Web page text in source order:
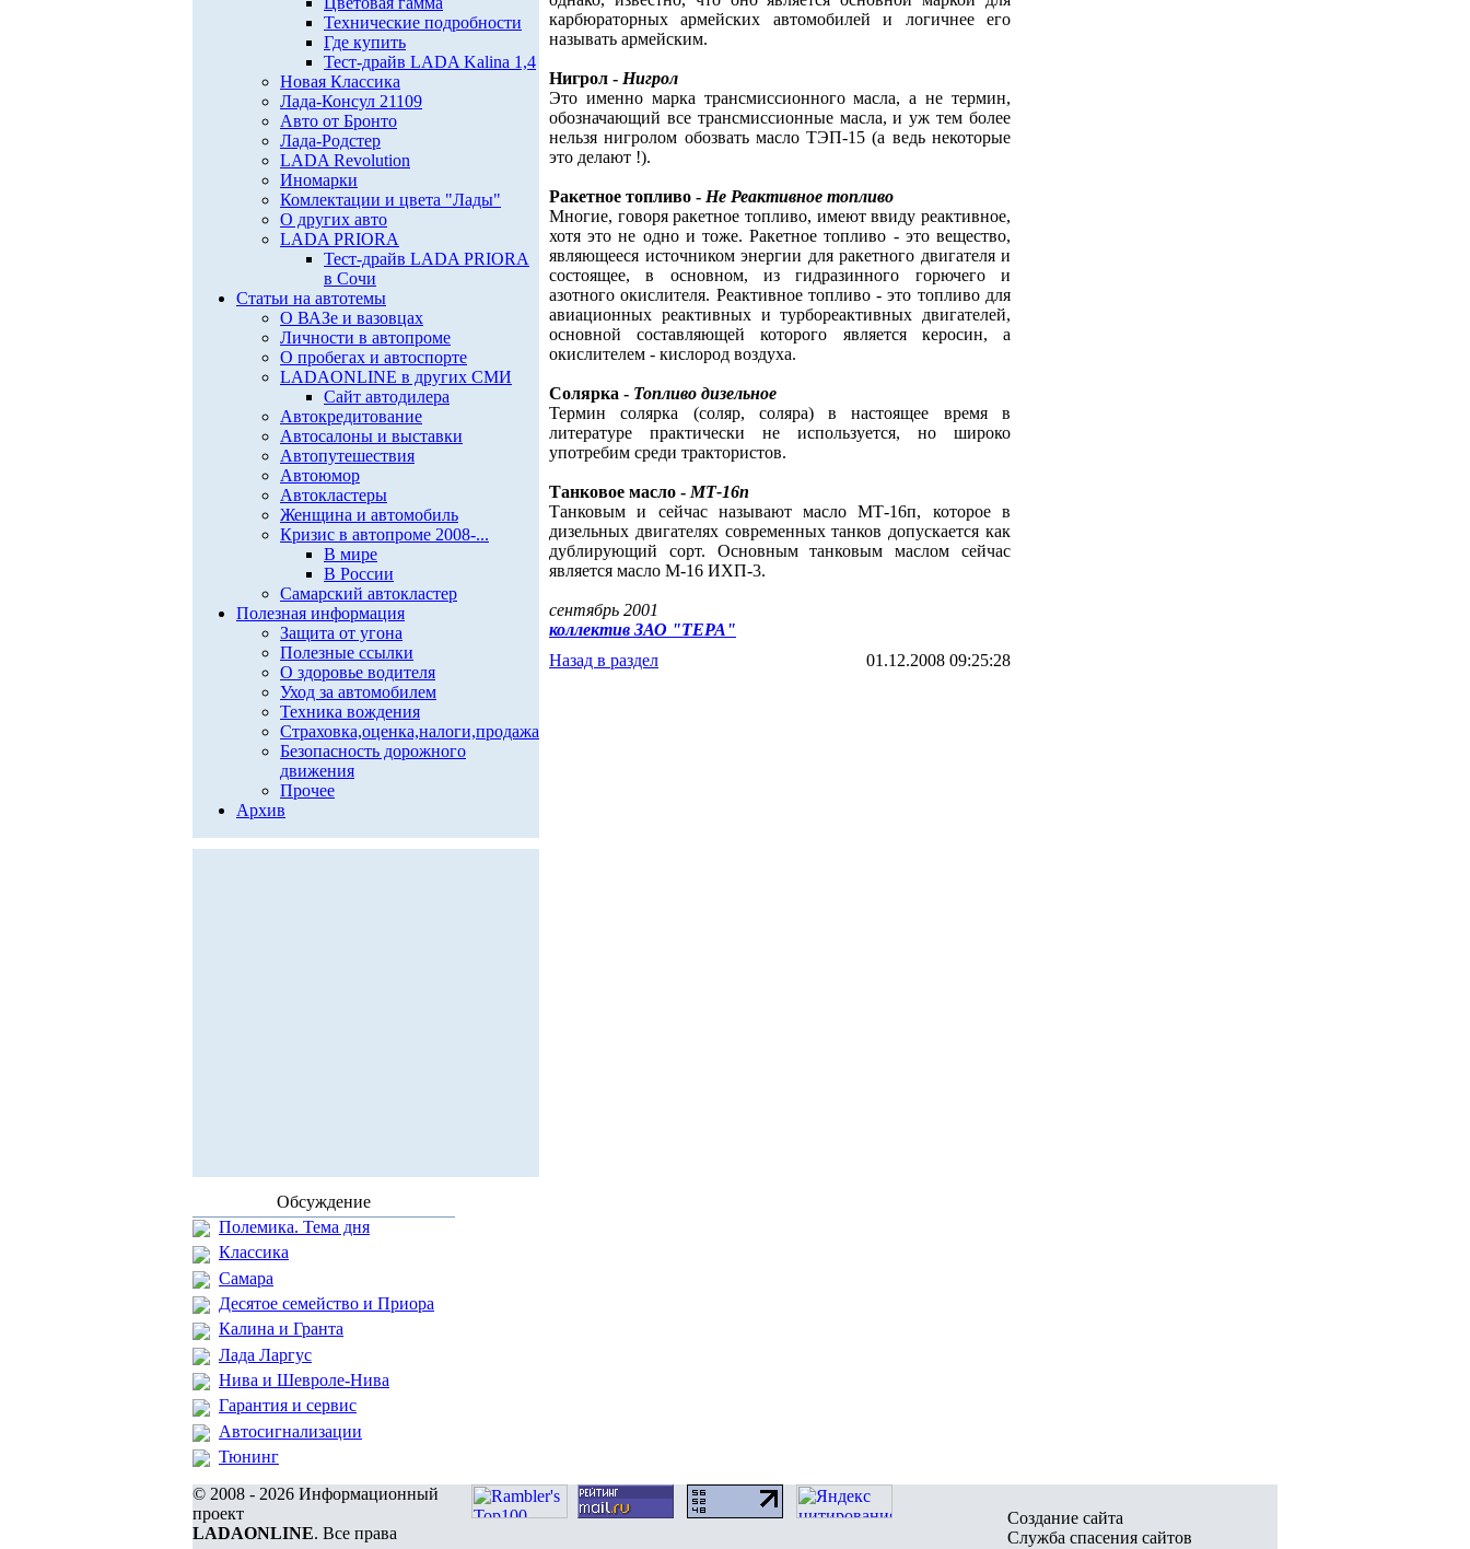
Технические подробности
Где купить
Тест-драйв LADA Kalina 1,4
Новая Классика
Лада-Консул 21109
Авто от Бронто
Лада-Родстер
LADA Revolution
Иномарки
Комлектации и цвета "Лады"
О других авто
LADA PRIORA
Тест-драйв LADA PRIORA
в Сочи
Статьи на автотемы
О ВАЗе и вазовцах
Личности в автопроме
О пробегах и автоспорте
LADAONLINE в других СМИ
Сайт автодилера
Автокредитование
Автосалоны и выставки
Автопутешествия
Автоюмор
Автокластеры
Женщина и автомобиль
Кризис в автопроме 2008-...
В мире
В России
Самарский автокластер
Полезная информация
Защита от угона
Полезные ссылки
О здоровье водителя
Уход за автомобилем
Техника вождения
Страховка,оценка,налоги,продажа
Безопасность дорожного
движения
Прочее
Архив
Обсуждение
Полемика. Тема дня
Классика
Самара
Десятое семейство и Приора
Калина и Гранта
Лада Ларгус
Нива и Шевроле-Нива
Гарантия и сервис
Автосигнализации
Тюнинг
карбюраторных армейских автомобилей и логичнее его
называть армейским.
Нигрол - Нигрол
Это именно марка трансмиссионного масла, а не термин,
обозначающий все трансмиссионные масла, и уж тем более
нельзя нигролом обозвать масло ТЭП-15 (а ведь некоторые
это делают !).
Ракетное топливо - Не Реактивное топливо
Многие, говоря ракетное топливо, имеют ввиду реактивное,
хотя это не одно и тоже. Ракетное топливо - это вещество,
являющееся источником энергии для ракетного двигателя и
состоящее, в основном, из гидразинного горючего и
азотного окислителя. Реактивное топливо - это топливо для
авиационных реактивных и турбореактивных двигателей,
основной составляющей которого является керосин, а
окислителем - кислород воздуха.
Солярка - Топливо дизельное
Термин солярка (соляр, соляра) в настоящее время в
литературе практически не используется, но широко
употребим среди трактористов.
Танковое масло - МТ-16п
Танковым и сейчас называют масло МТ-16п, которое в
дизельных двигателях современных танков допускается как
дублирующий сорт. Основным танковым маслом сейчас
является масло М-16 ИХП-3.
сентябрь 2001
коллектив ЗАО "ТЕРА"
Назад в раздел
01.12.2008 09:25:28
© 2008 - 2026 Информационный
проект
LADAONLINE. Все права
Создание сайта
Служба спасения сайтов